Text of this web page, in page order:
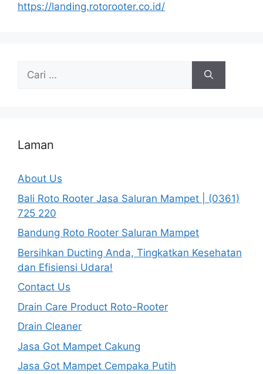
https://landing.rotorooter.co.id/
Cari
Laman
About Us
Bali Roto Rooter Jasa Saluran Mampet | (0361)
725 220
Bandung Roto Rooter Saluran Mampet
Bersihkan Ducting Anda, Tingkatkan Kesehatan
dan Efisiensi Udara!
Contact Us
Drain Care Product Roto-Rooter
Drain Cleaner
Jasa Got Mampet Cakung
Jasa Got Mampet Cempaka Putih